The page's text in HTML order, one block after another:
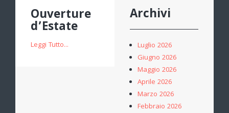
Ouverture
d’Estate
Leggi Tutto...
Archivi
Luglio 2026
Giugno 2026
Maggio 2026
Aprile 2026
Marzo 2026
Febbraio 2026